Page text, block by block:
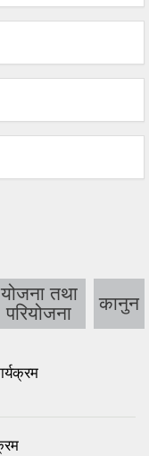
योजना तथा
परियोजना
कानुन